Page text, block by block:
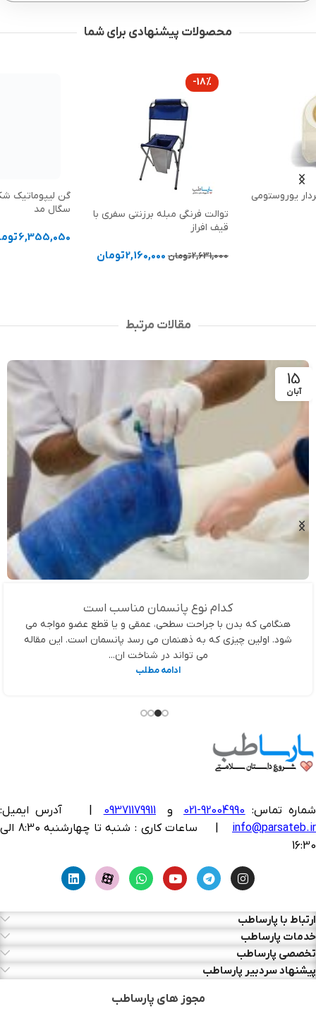
محصولات پیشنهادی برای شما
توالت فرنگی مبله برزنتی سفری با
2,160,000تومان
گن لیپوماتیک شکم و پهلو شورتی
سگال مد
انتخاب گزینه ها
مقالات مرتبط
15
آبان
کدام نوع پانسمان مناسب است
هنگامی که بدن با جراحت سطحی، عمقی و یا قطع عضو مواجه می
شود. اولین چیزی که به ذهنمان می رسد پانسمان است. این مقاله
می تواند در شناخت ان...
ادامه مطلب
شماره تماس: 92004990-021 و 09371179911
آدرس ایمیل:
info@parsateb.ir
| ساعات کاری : شنبه تا چهارشنبه 8:30 الی
16:30
ارتباط با پارساطب
خدمات پارساطب
تخصصی پارساطب
پیشنهاد سردبیر پارساطب
مجوز های پارساطب